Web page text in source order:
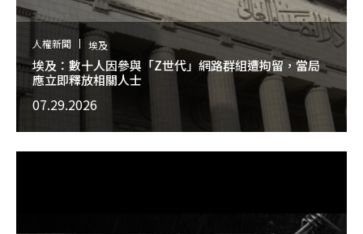
人權新聞 埃及
埃及：數十人因參與「Z世代」網路群組遭拘留，當局
應立即釋放相關人士
07.29.2026